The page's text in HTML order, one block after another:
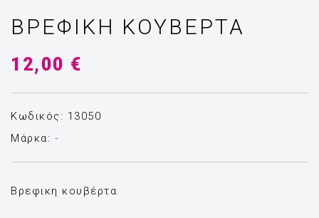
ΒΡΕΦΙΚΗ ΚΟΥΒΈΡΤΑ
12,00 €
Κωδικός: 13050
Μάρκα: -
Βρεφικη κουβέρτα